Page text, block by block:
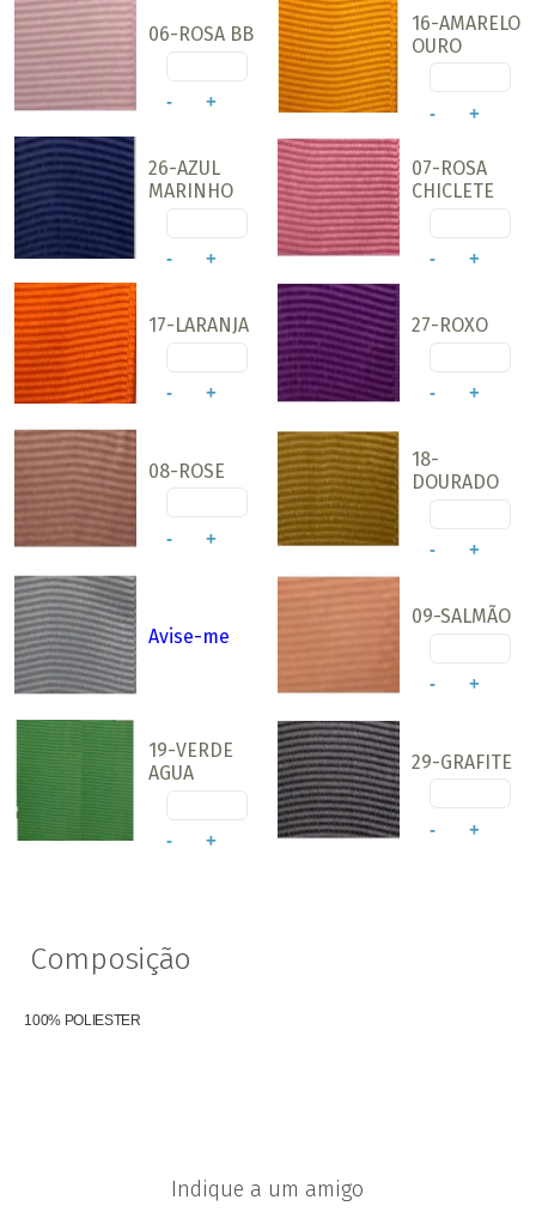
06-ROSA BB
+
-
16-AMARELO
OURO
+
-
26-AZUL
MARINHO
+
-
07-ROSA
CHICLETE
+
-
17-LARANJA
+
-
27-ROXO
+
-
08-ROSE
+
-
18-
DOURADO
+
-
Avise-me
09-SALMÃO
+
-
19-VERDE
AGUA
+
-
29-GRAFITE
+
-
Composição
100% POLIESTER
Indique a um amigo